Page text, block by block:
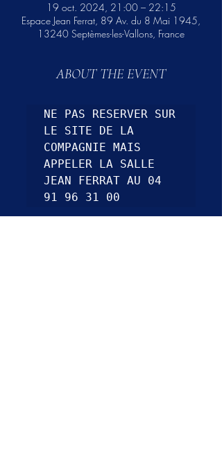
19 oct. 2024, 21:00 – 22:15
Espace Jean Ferrat, 89 Av. du 8 Mai 1945,
13240 Septèmes-les-Vallons, France
ABOUT THE EVENT
NE PAS RESERVER SUR
LE SITE DE LA
COMPAGNIE MAIS
APPELER LA SALLE
JEAN FERRAT AU 04
91 96 31 00